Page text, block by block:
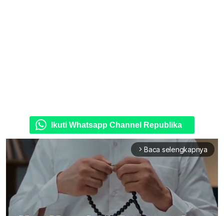
Ikuti Whatsapp Channel Republika
arrow_forward_ios Baca selengkapnya